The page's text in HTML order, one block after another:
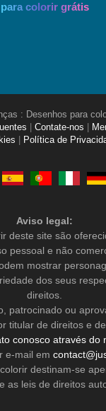
colorir grátis
: Desenhos para
Contate-nos
Política de
Aviso legal:
deste site são
pessoal e não
mostrar
dos seus
direitos.
patrocinado ou
titular de direitos e
conosco através do
e-mail em
destinam-se
as leis de direitos